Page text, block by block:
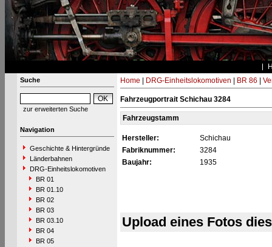
Suche
zur erweiterten Suche
Navigation
Geschichte & Hintergründe
Länderbahnen
DRG-Einheitslokomotiven
BR 01
BR 01.10
BR 02
BR 03
BR 03.10
BR 04
BR 05
Home DRG-Einheitslokomotiven BR 86
Fahrzeugportrait Schichau 3284
Fahrzeugstamm
Hersteller:
Schichau
Fabriknummer:
3284
Baujahr:
1935
Upload eines Fotos